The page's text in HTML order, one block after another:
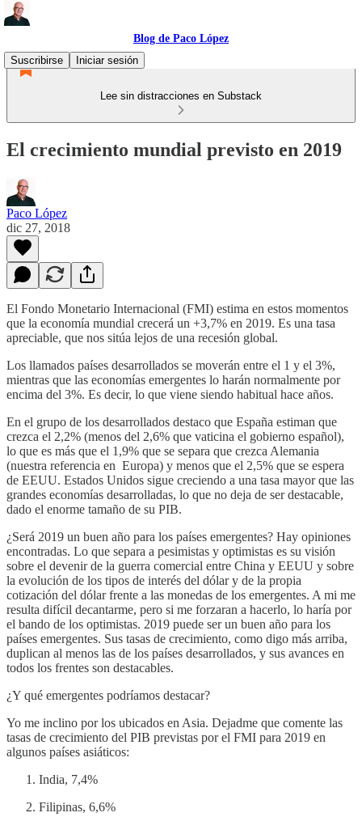
Blog de Paco López
Suscribirse
Iniciar sesión
Lee sin distracciones en Substack
El crecimiento mundial previsto en 2019
Paco López
dic 27, 2018
El Fondo Monetario Internacional (FMI) estima en estos momentos
que la economía mundial crecerá un +3,7% en 2019. Es una tasa
apreciable, que nos sitúa lejos de una recesión global.
Los llamados países desarrollados se moverán entre el 1 y el 3%,
mientras que las economías emergentes lo harán normalmente por
encima del 3%. Es decir, lo que viene siendo habitual hace años.
En el grupo de los desarrollados destaco que España estiman que
crezca el 2,2% (menos del 2,6% que vaticina el gobierno español),
lo que es más que el 1,9% que se separa que crezca Alemania
(nuestra referencia en Europa) y menos que el 2,5% que se espera
de EEUU. Estados Unidos sigue creciendo a una tasa mayor que las
grandes economías desarrolladas, lo que no deja de ser destacable,
dado el enorme tamaño de su PIB.
¿Será 2019 un buen año para los países emergentes? Hay opiniones
encontradas. Lo que separa a pesimistas y optimistas es su visión
sobre el devenir de la guerra comercial entre China y EEUU y sobre
la evolución de los tipos de interés del dólar y de la propia
cotización del dólar frente a las monedas de los emergentes. A mi me
resulta difícil decantarme, pero si me forzaran a hacerlo, lo haría por
el bando de los optimistas. 2019 puede ser un buen año para los
países emergentes. Sus tasas de crecimiento, como digo más arriba,
duplican al menos las de los países desarrollados, y sus avances en
todos los frentes son destacables.
¿Y qué emergentes podríamos destacar?
Yo me inclino por los ubicados en Asia. Dejadme que comente las
tasas de crecimiento del PIB previstas por el FMI para 2019 en
algunos países asiáticos:
India, 7,4%
Filipinas, 6,6%